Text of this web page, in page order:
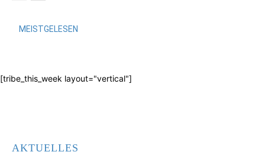
MEISTGELESEN
[tribe_this_week layout="vertical"]
AKTUELLES